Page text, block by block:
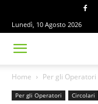
Lunedì, 10 Agosto 2026
Home Per gli Operatori
Per gli Operatori Circolari